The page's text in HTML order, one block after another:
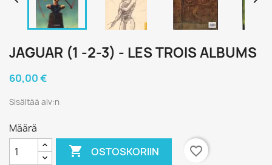
JAGUAR (1 -2-3) - LES TROIS ALBUMS
60,00 €
Sisältää alv:n
Määrä
 OSTOSKORIIN
favorite_border